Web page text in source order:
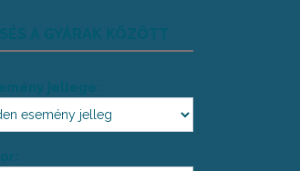
A GYÁRAK KÖZÖTT
jellege: